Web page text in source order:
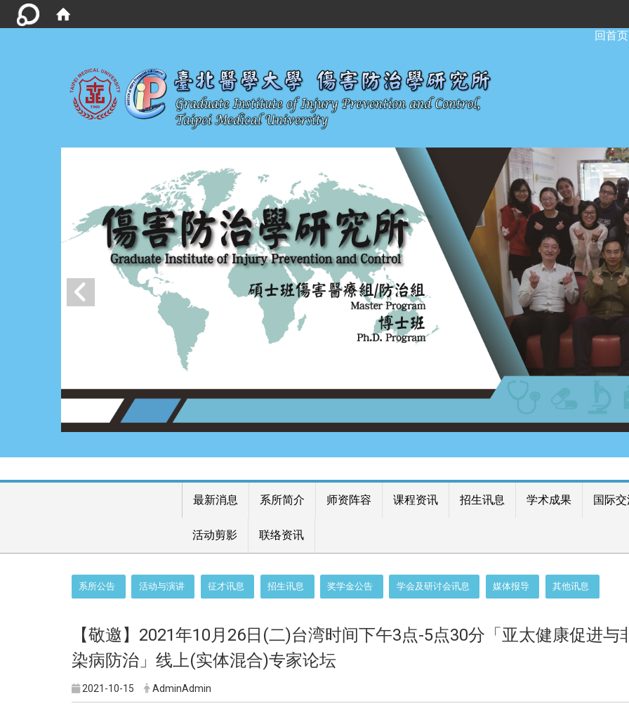
回首页
最新消息 系所简介 师资阵容 课程资讯 招生讯息 学术成果 国际
活动剪影 联络资讯
系所公告 活动与演讲 征才讯息 招生讯息 奖学金公告 学会及研讨会讯息 媒体报导 其他讯息
【敬邀】2021年10月26日(二)台湾时间下午3点-5点30分「亚太健康促进与
染病防治」线上(实体混合)专家论坛
2021-10-15 AdminAdmin